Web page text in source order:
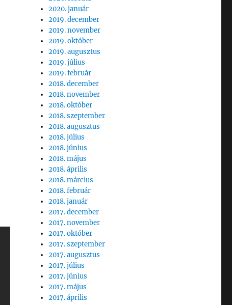
2020. január
2019. december
2019. november
2019. október
2019. augusztus
2019. július
2019. február
2018. december
2018. november
2018. október
2018. szeptember
2018. augusztus
2018. július
2018. június
2018. május
2018. április
2018. március
2018. február
2018. január
2017. december
2017. november
2017. október
2017. szeptember
2017. augusztus
2017. július
2017. június
2017. május
2017. április